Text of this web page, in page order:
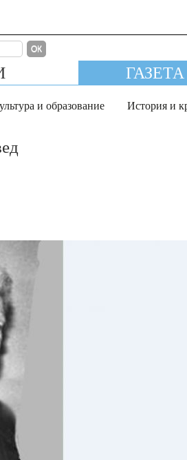
ОК
ГАЗЕТА
и образование История и